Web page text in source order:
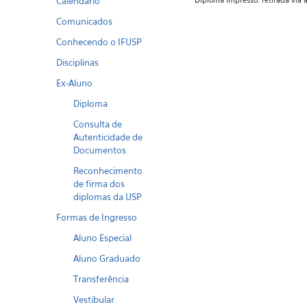
Comunicados
Conhecendo o IFUSP
Disciplinas
Ex-Aluno
Diploma
Consulta de
Autenticidade de
Documentos
Reconhecimento
de firma dos
diplomas da USP
Formas de Ingresso
Aluno Especial
Aluno Graduado
Transferência
Vestibular